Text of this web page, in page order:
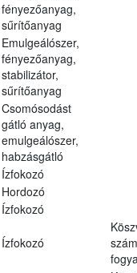
fényezőanyag,
sűrítőanyag
Emulgeálószer,
fényezőanyag,
stabilizátor,
sűrítőanyag
Csomósodást
gátló anyag,
emulgeálószer,
habzásgátló
Ízfokozó
Hordozó
Ízfokozó
Ízfokozó